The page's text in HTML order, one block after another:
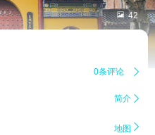
 42
0条评论 
简介 
地图 